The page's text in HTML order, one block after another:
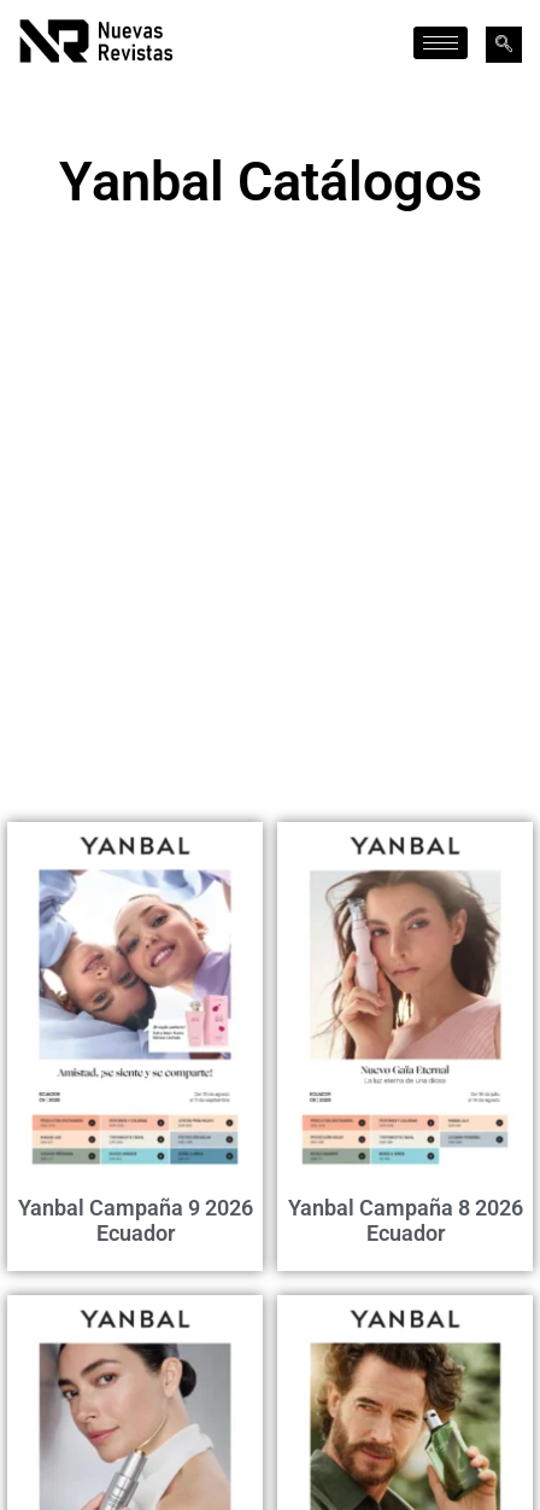
Yanbal Catálogos
Yanbal Campaña 9 2026
Ecuador
Yanbal Campaña 8 2026
Ecuador